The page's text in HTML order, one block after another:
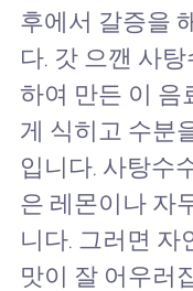
후에서 갈증을
다. 갓 으깬 사
하여 만든 이 음
게 식히고 수분
입니다. 사탕수
은 레몬이나 자
니다. 그러면 자
맛이 잘 어우러